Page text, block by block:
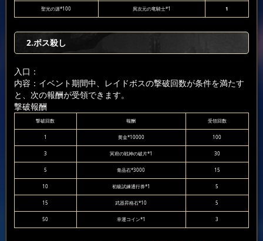
聖光の源*100 異次元の竜騎士*1 1
2.ボス殺し
入口：
内容：イベント期間中、レイドボスの撃破回数が条件を満たす
と、次の報酬が受領できます。
撃破報酬
撃破回数 報酬 受領回数
1 黄金*10000 100
3 冥府の戦神の破片*1 30
5 青晶石*3000 15
10 初級試練通行券*1 5
15 武器昇格石*10 5
50 幸運コイン*1 3